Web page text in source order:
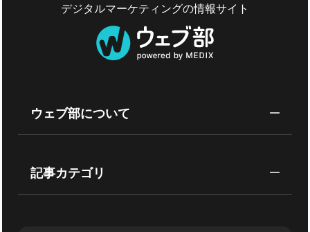
デジタルマーケティングの情報サイト
ウェブ部について
記事カテゴリ